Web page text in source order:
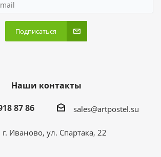
Подписаться
Наши контакты
87 86
sales@artpostel.su
г. Иваново, ул. Спартака, 22